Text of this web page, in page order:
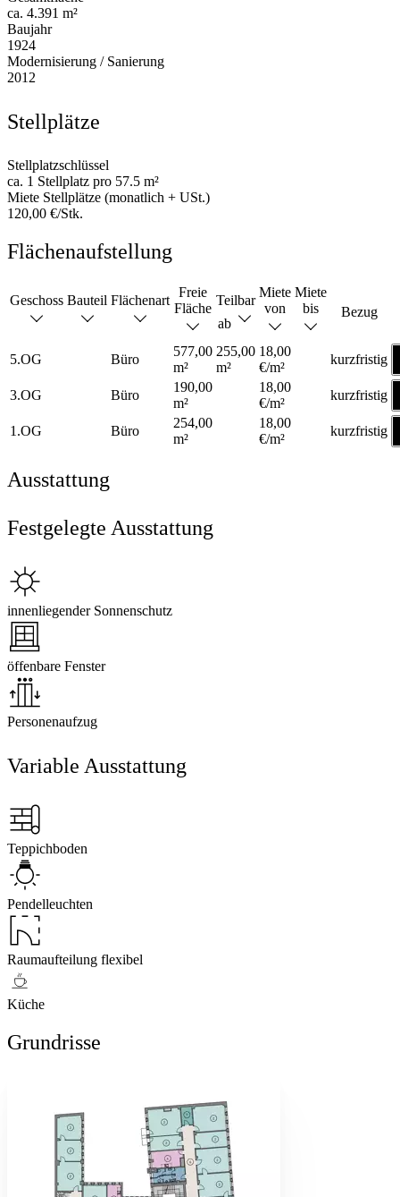
ca. 4.391 m²
Baujahr
1924
Modernisierung / Sanierung
2012
Stellplätze
Stellplatzschlüssel
ca. 1 Stellplatz pro 57.5 m²
Miete Stellplätze (monatlich + USt.)
120,00 €/Stk.
Flächenaufstellung
Geschoss Bauteil Flächenart
Freie
Fläche
Teilbar
ab
Miete
von
Miete
bis
Bezug
5.OG Büro
577,00
m²
255,00
m²
18,00
€/m²
kurzfristig
3.OG Büro
190,00
m²
18,00
€/m²
kurzfristig
1.OG Büro
254,00
m²
18,00
€/m²
kurzfristig
Ausstattung
Festgelegte Ausstattung
innenliegender Sonnenschutz
öffenbare Fenster
Personenaufzug
Variable Ausstattung
Teppichboden
Pendelleuchten
Raumaufteilung flexibel
Küche
Grundrisse